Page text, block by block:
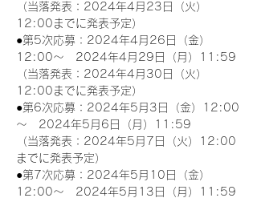
（当落発表：2024年4月23日（火）
12:00までに発表予定）
●第5次応募：2024年4月26日（金）
12:00～　2024年4月29日（月）11:59
（当落発表：2024年4月30日（火）
12:00までに発表予定）
●第6次応募：2024年5月3日（金）12:00
～　2024年5月6日（月）11:59
（当落発表：2024年5月7日（火）12:00
までに発表予定）
●第7次応募：2024年5月10日（金）
12:00～　2024年5月13日（月）11:59